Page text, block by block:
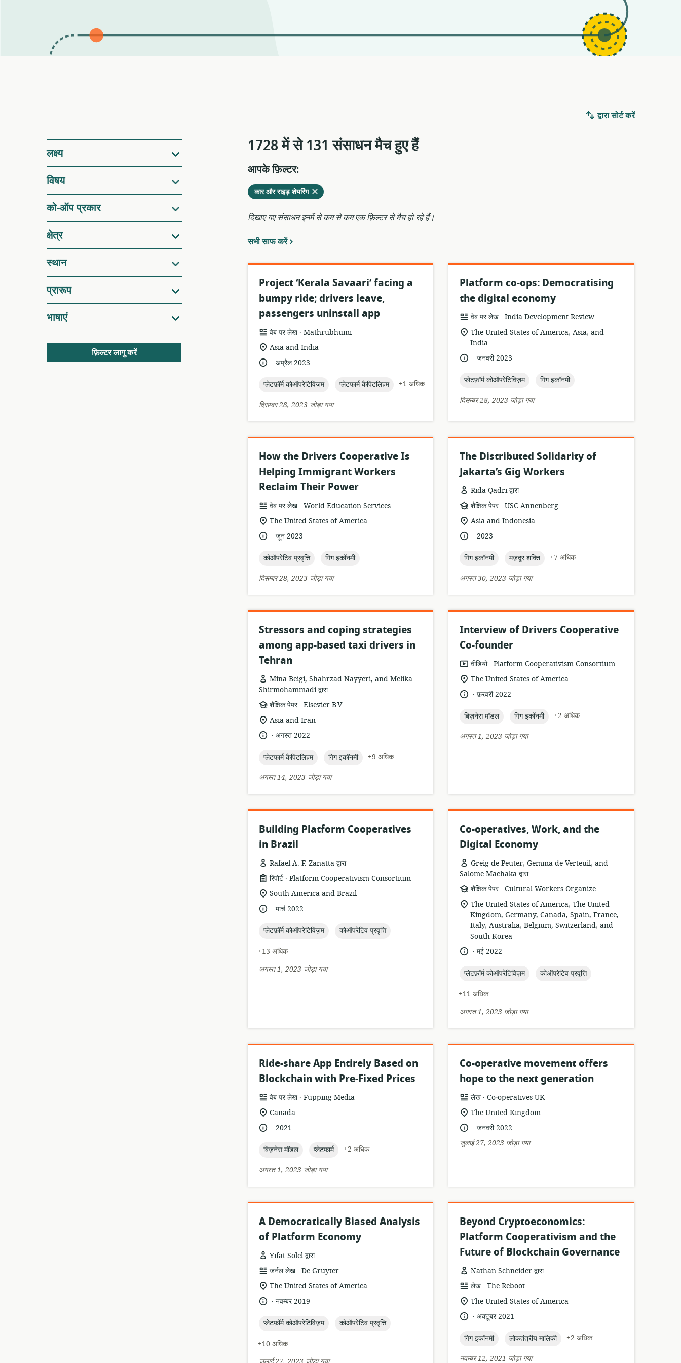
फ़िल्टर
लक्ष्य
विषय
को-ऑप प्रकार
क्षेत्र
स्थान
प्रारूप
भाषाएं
फ़िल्टर लागु करें
द्वारा सोर्ट करें
1728 में से 131 संसाधन मैच हुए हैंं
आपके फ़िल्टर:
वर्तमान
फ़िल्टर
से
कार और राइड़ शेयरिंगहटाएं
दिखाए गए संसाधन इनमें से कम से कम एक फ़िल्टर से मैच हो रहे हैं।
सभी साफ करें
Project ‘Kerala Savaari’ facing a
bumpy ride; drivers leave,
passengers uninstall app
संसाधन
प्रारूप:
वेब पर लेख .
प्रकाशक:
Mathrubhumi
सुसंगति
स्थान:
Asia and India
भाषा: .
प्रकाशनअप्रैल 2023
topic:
प्लेटफ़ॉर्म कोऑपरेटिविज़म topic:
प्लेटफार्म कैपिटलिज़्म
+1 अधिक
दिसम्बर 28, 2023 जोड़ा गया
Platform co-ops: Democratising
the digital economy
संसाधन
प्रारूप:
वेब पर लेख .
प्रकाशक:
India Development Review
सुसंगति
का
The United States of America, Asia, and
India
भाषा: .
प्रकाशनजनवरी 2023
topic:
प्लेटफ़ॉर्म कोऑपरेटिविज़म topic:
गिग इकॉनमी
दिसम्बर 28, 2023 जोड़ा गया
How the Drivers Cooperative Is
Helping Immigrant Workers
Reclaim Their Power
संसाधन
प्रारूप:
वेब पर लेख .
प्रकाशक:
World Education Services
सुसंगति
स्थान:
The United States of America
भाषा: .
प्रकाशनजून 2023
topic:
कोऑपरेटिव प्रवृत्ति topic:
गिग इकॉनमी
दिसम्बर 28, 2023 जोड़ा गया
The Distributed Solidarity of
Jakarta’s Gig Workers
Rida Qadri द्वारा
संसाधन
प्रारूप:
शैक्षिक पेपर .
प्रकाशक:USC Annenberg
सुसंगति
स्थान:
Asia and Indonesia
भाषा: .
प्रकाशन
2023
topic:
गिग इकॉनमी topic:
मज़दूर शक्ति
+7 अधिक
अगस्त 30, 2023 जोड़ा गया
Stressors and coping strategies
among app-based taxi drivers in
Tehran
Mina Beigi, Shahrzad Nayyeri, and Melika
Shirmohammadi द्वारा
संसाधन
प्रारूप:
शैक्षिक पेपर .
प्रकाशक:
Elsevier B.V.
सुसंगति
स्थान:
Asia and Iran
भाषा: .
प्रकाशनअगस्त 2022
topic:
प्लेटफार्म कैपिटलिज़्म topic:
गिग इकॉनमी
+9 अधिक
अगस्त 14, 2023 जोड़ा गया
Interview of Drivers Cooperative
Co-founder
संसाधन
प्रारूप:
वीडियो .
प्रकाशक:
Platform Cooperativism Consortium
सुसंगति
स्थान:
The United States of America
भाषा: .
प्रकाशनफ़रवरी 2022
topic:
बिज़नेस मॉडल topic:
गिग इकॉनमी
+2 अधिक
अगस्त 1, 2023 जोड़ा गया
Building Platform Cooperatives
in Brazil
Rafael A. F. Zanatta द्वारा
संसाधन
प्रारूप:
रिपोर्ट .
प्रकाशक:
Platform Cooperativism Consortium
सुसंगति
स्थान:
South America and Brazil
भाषा: .
प्रकाशनमार्च 2022
topic:
प्लेटफ़ॉर्म कोऑपरेटिविज़म topic:
कोऑपरेटिव प्रवृत्ति
+13 अधिक
अगस्त 1, 2023 जोड़ा गया
Co-operatives, Work, and the
Digital Economy
Greig de Peuter, Gemma de Verteuil, and
Salome Machaka द्वारा
संसाधन
प्रारूप:
शैक्षिक पेपर .
प्रकाशक:
Cultural Workers Organize
सुसंगति
का
स्थान:
The United States of America, The United
Kingdom, Germany, Canada, Spain, France,
Italy, Australia, Belgium, Switzerland, and
South Korea
भाषा: .
प्रकाशनमई 2022
topic:
प्लेटफ़ॉर्म कोऑपरेटिविज़म topic:
कोऑपरेटिव प्रवृत्ति
+11 अधिक
अगस्त 1, 2023 जोड़ा गया
Ride-share App Entirely Based on
Blockchain with Pre-Fixed Prices
संसाधन
प्रारूप:
वेब पर लेख .
प्रकाशक:
Fupping Media
सुसंगति
स्थान:
Canada
भाषा: .
प्रकाशन
2021
topic:
बिज़नेस मॉडल topic:
प्लेटफार्म
+2 अधिक
अगस्त 1, 2023 जोड़ा गया
Co-operative movement offers
hope to the next generation
संसाधन
प्रारूप:
लेख .
प्रकाशक:
Co‑operatives UK
सुसंगति
स्थान:
The United Kingdom
भाषा: .
प्रकाशन
तारीख:
जनवरी 2022
जुलाई 27, 2023 जोड़ा गया
A Democratically Biased Analysis
of Platform Economy
Yifat Solel द्वारा
संसाधन
प्रारूप:
जर्नल लेख .
प्रकाशक:
De Gruyter
सुसंगति
स्थान:
The United States of America
भाषा: .
प्रकाशननवम्बर 2019
topic:
प्लेटफ़ॉर्म कोऑपरेटिविज़म topic:
कोऑपरेटिव प्रवृत्ति
+10 अधिक
Beyond Cryptoeconomics:
Platform Cooperativism and the
Future of Blockchain Governance
Nathan Schneider द्वारा
संसाधन
प्रारूप:
लेख .
प्रकाशक:The Reboot
सुसंगति
स्थान:
The United States of America
भाषा: .
प्रकाशनअक्टूबर 2021
topic:
गिग इकॉनमी topic:
लोकतंत्रीय मालिकी
+2 अधिक
नवम्बर 12, 2021 जोड़ा गया